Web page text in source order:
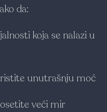
da:
koja se nalazi u
unutrašnju moć
veći mir